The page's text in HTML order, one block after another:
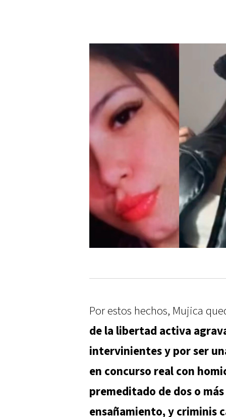
Por estos hechos, Mujica
de la libertad activa
intervinientes y por ser
en concurso real con
premeditado de dos o
ensañamiento, y criminis